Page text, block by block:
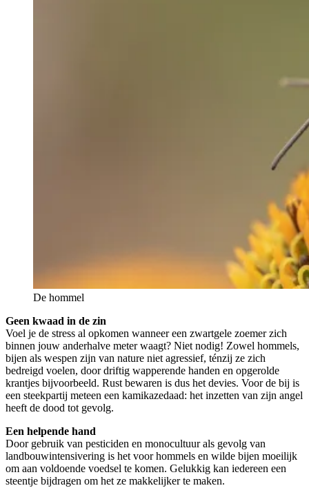
De hommel
Geen kwaad in de zin
Voel je de stress al opkomen wanneer een zwartgele zoemer zich
binnen jouw anderhalve meter waagt? Niet nodig! Zowel hommels,
bijen als wespen zijn van nature niet agressief, ténzij ze zich
bedreigd voelen, door driftig wapperende handen en opgerolde
krantjes bijvoorbeeld. Rust bewaren is dus het devies. Voor de bij is
een steekpartij meteen een kamikazedaad: het inzetten van zijn angel
heeft de dood tot gevolg.
Een helpende hand
Door gebruik van pesticiden en monocultuur als gevolg van
landbouwintensivering is het voor hommels en wilde bijen moeilijk
om aan voldoende voedsel te komen. Gelukkig kan iedereen een
steentje bijdragen om het ze makkelijker te maken.